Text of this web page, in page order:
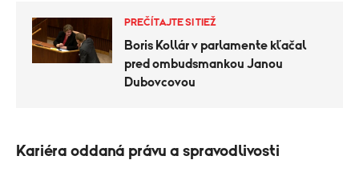
PREČÍTAJTE SI TIEŽ
Boris Kollár v parlamente kľačal
pred ombudsmankou Janou
Dubovcovou
Kariéra oddaná právu a spravodlivosti